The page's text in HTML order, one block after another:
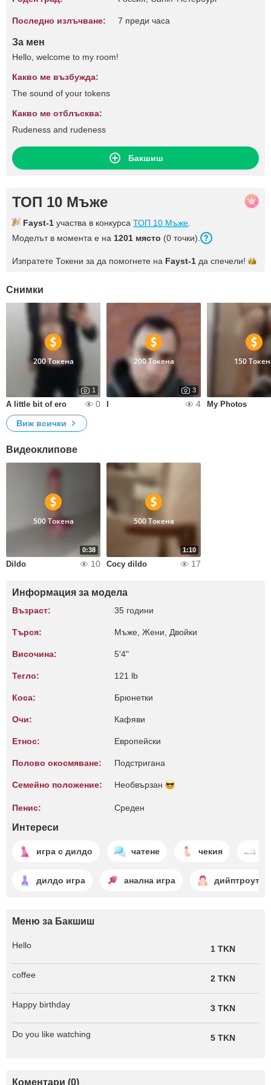
Последно излъчване: 7 преди часа
За мен
Hello, welcome to my room!
Какво ме възбужда:
The sound of your tokens
Какво ме отблъсква:
Rudeness and rudeness
Бакшиш
ТОП 10 Мъже
Fayst-1 участва в конкурса ТОП 10 Мъже
Моделът в момента е на 1201 място (0 точки).
Изпратете Токени за да помогнете на Fayst-1 да спечели!
Снимки
200 Токена
1
A little bit of ero 0
200 Токена
3
4
150
My Photos
Виж всички
Видеоклипове
0:38
500 Токена
Dildo 10
1:10
500 Токена
Cocy dildo 17
Информация за модела
Възраст: 35 години
Търся: Мъже, Жени, Двойки
Височина: 5'4"
Тегло: 121 lb
Коса: Брюнетки
Очи: Кафяви
Етнос: Европейски
Полово окосмяване: Подстригана
Семейно положение: Необвързан
Пенис: Среден
Интереси
игра с дилдо чатене чекия
дилдо игра анална игра дийптроут
Меню за Бакшиш
Hello 1 TKN
coffee 2 TKN
Happy birthday 3 TKN
Do you like watching 5 TKN
Коментари (0)